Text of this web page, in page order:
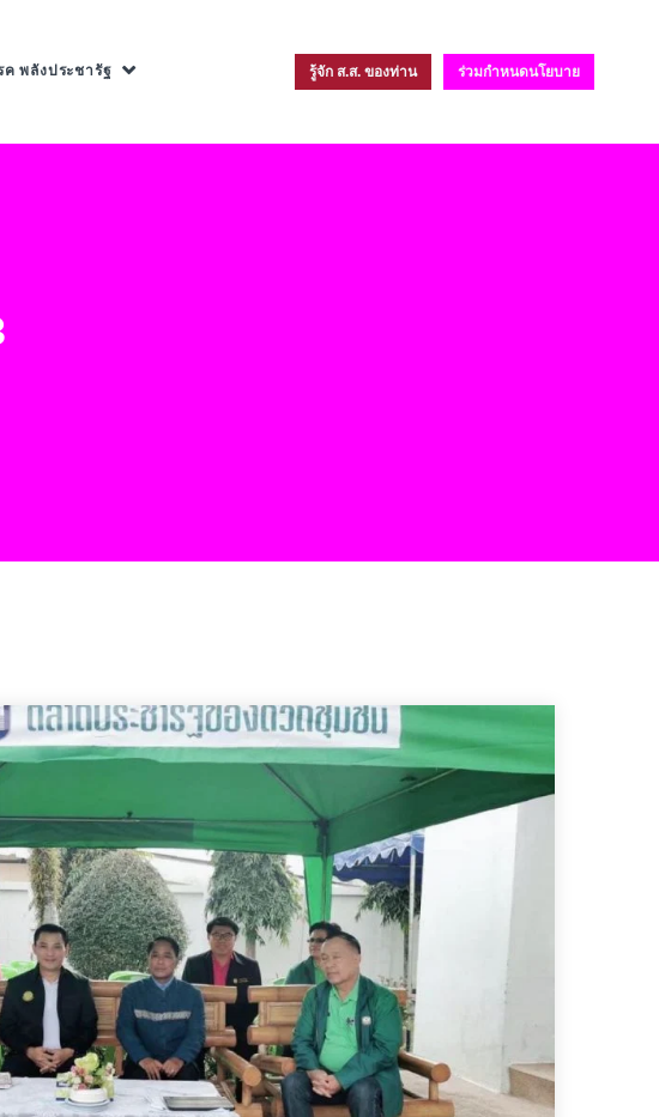
พลังประชารัฐ รู้จัก ส.ส. ของท่าน ร่วมกำหนดนโยบาย